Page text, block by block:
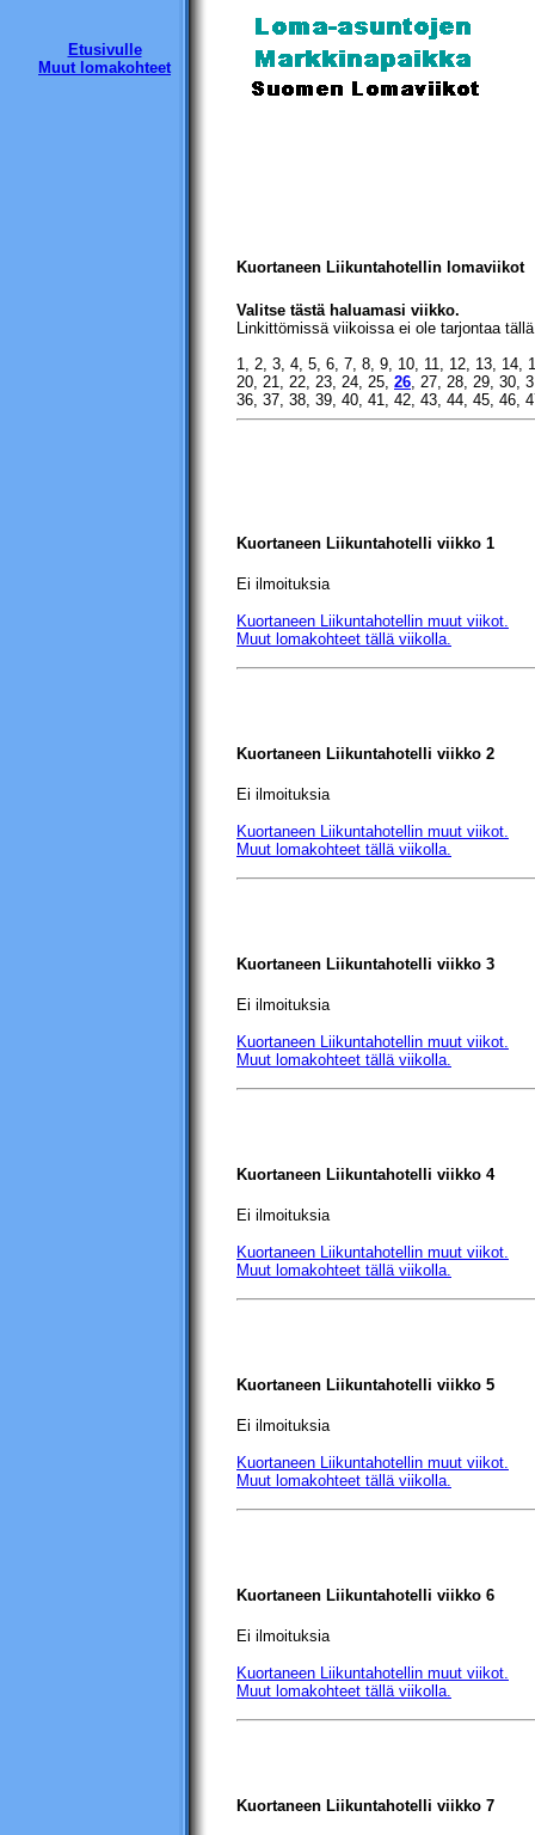
Etusivulle
Muut lomakohteet
Kuortaneen Liikuntahotellin lomaviikot
Valitse tästä haluamasi viikko.
Linkittömissä viikoissa ei ole tarjontaa
1, 2, 3, 4, 5, 6, 7, 8, 9, 10, 11, 12, 13, 14,
20, 21, 22, 23, 24, 25, 26, 27, 28, 29, 30,
36, 37, 38, 39, 40, 41, 42, 43, 44, 45, 46,
Kuortaneen Liikuntahotelli viikko 1
Ei ilmoituksia
Kuortaneen Liikuntahotellin muut viikot.
Muut lomakohteet tällä viikolla.
Kuortaneen Liikuntahotelli viikko 2
Ei ilmoituksia
Kuortaneen Liikuntahotellin muut viikot.
Muut lomakohteet tällä viikolla.
Kuortaneen Liikuntahotelli viikko 3
Ei ilmoituksia
Kuortaneen Liikuntahotellin muut viikot.
Muut lomakohteet tällä viikolla.
Kuortaneen Liikuntahotelli viikko 4
Ei ilmoituksia
Kuortaneen Liikuntahotellin muut viikot.
Muut lomakohteet tällä viikolla.
Kuortaneen Liikuntahotelli viikko 5
Ei ilmoituksia
Kuortaneen Liikuntahotellin muut viikot.
Muut lomakohteet tällä viikolla.
Kuortaneen Liikuntahotelli viikko 6
Ei ilmoituksia
Kuortaneen Liikuntahotellin muut viikot.
Muut lomakohteet tällä viikolla.
Kuortaneen Liikuntahotelli viikko 7